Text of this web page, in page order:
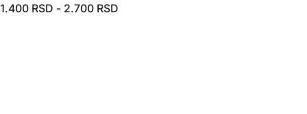
1.400 RSD - 2.700 RSD